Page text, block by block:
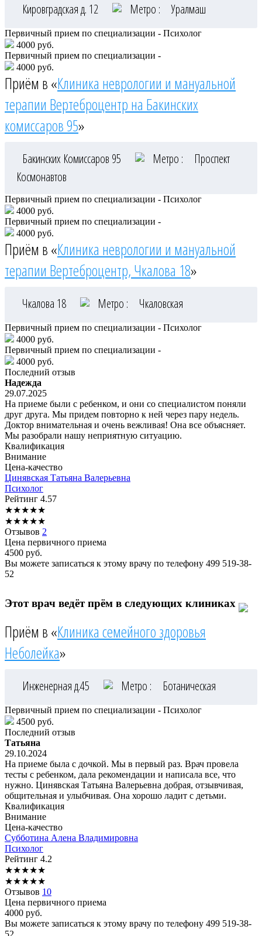
Кировградская д. 12 Метро : Уралмаш
Первичный прием по специализации - Психолог
4000 руб.
Первичный прием по специализации -
4000 руб.
Приём в «Клиника неврологии и мануальной
терапии Вертеброцентр на Бакинских
комиссаров 95»
Бакинских Комиссаров 95 Метро :
Проспект
Космонавтов
Первичный прием по специализации - Психолог
4000 руб.
Первичный прием по специализации -
4000 руб.
Приём в «Клиника неврологии и мануальной
терапии Вертеброцентр, Чкалова 18»
Чкалова 18 Метро : Чкаловская
Первичный прием по специализации - Психолог
4000 руб.
Первичный прием по специализации -
4000 руб.
Последний отзыв
Надежда
29.07.2025
На приеме были с ребенком, и они со специалистом поняли
друг друга. Мы придем повторно к ней через пару недель.
Доктор внимательная и очень вежливая! Она все объясняет.
Мы разобрали нашу неприятную ситуацию.
Квалификация
Внимание
Цена-качество
Цинявская Татьяна Валерьевна
Психолог
Рейтинг 4.57
★★★★★
★★★★★
Отзывов 2
Цена первичного приема
4500 руб.
Вы можете записаться к этому врачу по телефону 499 519-38-
52
Этот врач ведёт прём в следующих клиниках
Приём в «Клиника семейного здоровья
Неболейка»
Инженерная д.45 Метро : Ботаническая
Первичный прием по специализации - Психолог
4500 руб.
Последний отзыв
Татьяна
29.10.2024
На приеме была с дочкой. Мы в первый раз. Врач провела
тесты с ребенком, дала рекомендации и написала все, что
нужно. Цинявская Татьяна Валерьевна добрая, отзывчивая,
общительная и улыбчивая. Она хорошо ладит с детьми.
Квалификация
Внимание
Цена-качество
Субботина Алена Владимировна
Психолог
Рейтинг 4.2
★★★★★
★★★★★
Отзывов 10
Цена первичного приема
4000 руб.
Вы можете записаться к этому врачу по телефону 499 519-38-
52